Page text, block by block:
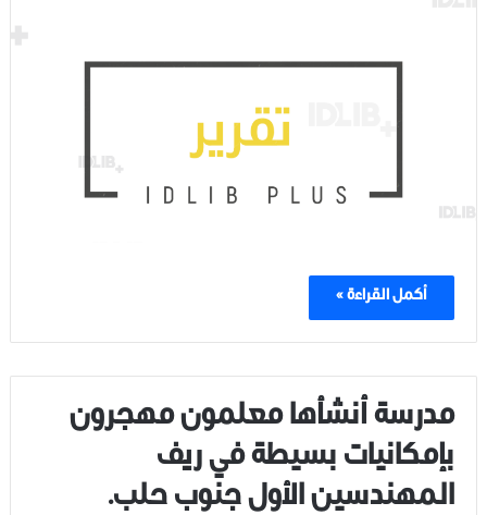
أكمل القراءة »
مدرسة أنشأها معلمون مهجرون
بإمكانيات بسيطة في ريف
المهندسين الأول جنوب حلب.